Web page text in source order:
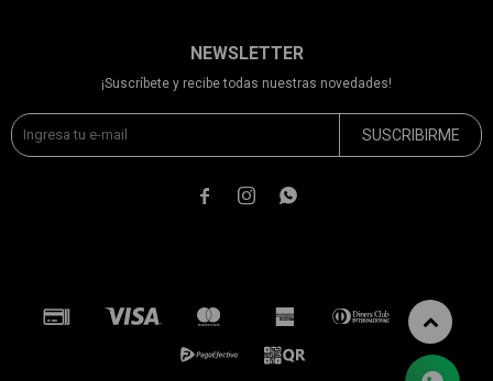
NEWSLETTER
¡Suscríbete y recibe todas nuestras novedades!
SUSCRIBIRME
  